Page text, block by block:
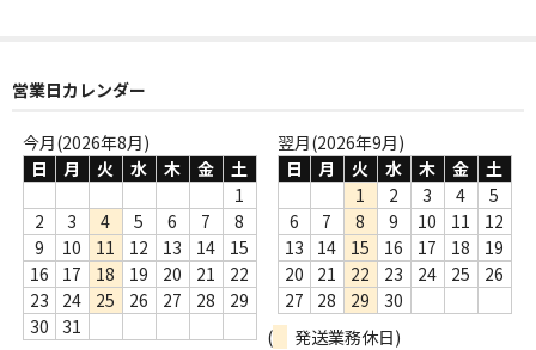
返品
コンディション
Privacy Policy
特定商取引法に基づく表示
営業日カレンダー
今月(2026年8月)
日
月 火 水 木 金
土
1
2
3 4 5 6 7
8
9
10 11 12 13 14
15
16
17 18 19 20 21
22
23
24 25 26 27 28
29
30
31
翌月(2026年9月)
日
月 火 水 木 金
土
1
2 3 4
5
6
7 8 9 10 11
12
13
14 15 16 17 18
19
20
21 22 23 24 25
26
27
28 29
30
(
発送業務休日)